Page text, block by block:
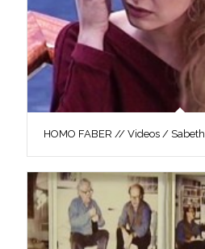
HOMO FABER // Videos / Sabeth